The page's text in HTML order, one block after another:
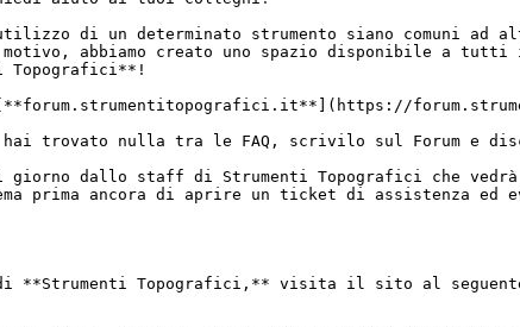
di un determinato strumento siano comuni ad
abbiamo creato uno spazio disponibile a
Topografici**!
hai trovato nulla tra le FAQ, scrivilo sul Forum e
dallo staff di Strumenti Topografici che vedrà
prima ancora di aprire un ticket di assistenza ed
**Strumenti Topografici,** visita il sito al